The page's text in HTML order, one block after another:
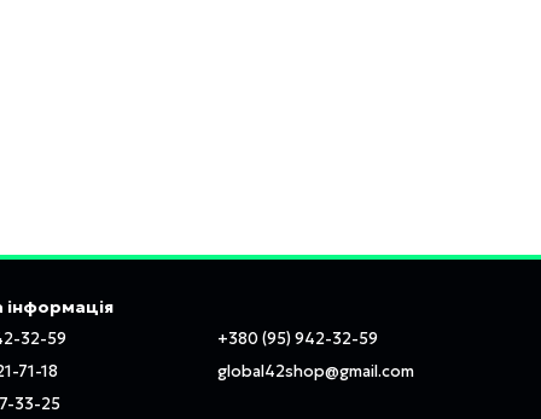
інформація
32-59
71-18
33-25
+380 (95) 942-32-59
global42shop@gmail.com